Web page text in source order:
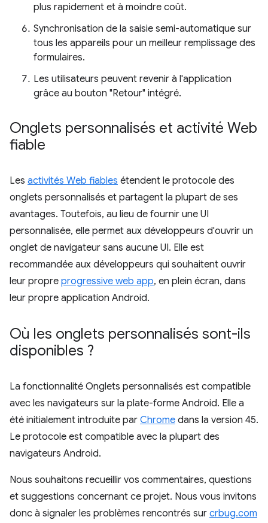
plus rapidement et à moindre coût.
Synchronisation de la saisie semi-automatique sur
tous les appareils pour un meilleur remplissage des
formulaires.
Les utilisateurs peuvent revenir à l'application
grâce au bouton "Retour" intégré.
Onglets personnalisés et activité Web
fiable
Les activités Web fiables étendent le protocole des
onglets personnalisés et partagent la plupart de ses
avantages. Toutefois, au lieu de fournir une UI
personnalisée, elle permet aux développeurs d'ouvrir un
onglet de navigateur sans aucune UI. Elle est
recommandée aux développeurs qui souhaitent ouvrir
leur propre progressive web app, en plein écran, dans
leur propre application Android.
Où les onglets personnalisés sont-ils
disponibles ?
La fonctionnalité Onglets personnalisés est compatible
avec les navigateurs sur la plate-forme Android. Elle a
été initialement introduite par Chrome dans la version 45.
Le protocole est compatible avec la plupart des
navigateurs Android.
Nous souhaitons recueillir vos commentaires, questions
et suggestions concernant ce projet. Nous vous invitons
donc à signaler les problèmes rencontrés sur crbug.com